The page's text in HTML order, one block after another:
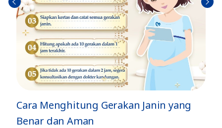
yang
Jenis Gerakan Si Kecil di Dalam
dan Artinya
Sebel
umn
ya
Berik
utny